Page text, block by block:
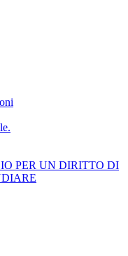
PER UN DIRITTO DI